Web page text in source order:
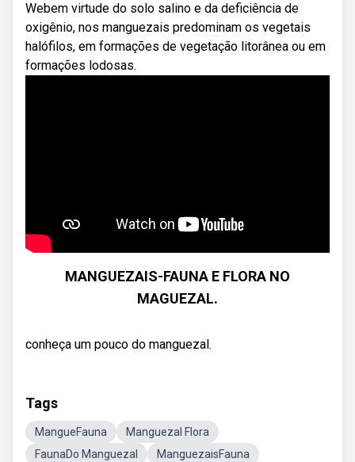
Webem virtude do solo salino e da deficiência de
oxigênio, nos manguezais predominam os vegetais
halófilos, em formações de vegetação litorânea ou em
formações lodosas.
MANGUEZAIS-FAUNA E FLORA NO
MAGUEZAL.
conheça um pouco do manguezal.
Tags
MangueFauna
Manguezal Flora
FaunaDo Manguezal
ManguezaisFauna